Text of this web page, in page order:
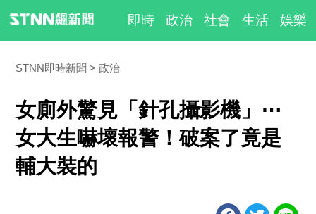
即時 政治 社會 生活 娛樂
STNN即時新聞 政治
女廁外驚見「針孔攝影機」⋯
女大生嚇壞報警！破案了竟是
輔大裝的